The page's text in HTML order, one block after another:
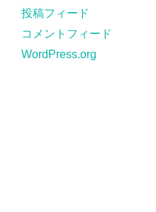
投稿フィード
コメントフィード
WordPress.org